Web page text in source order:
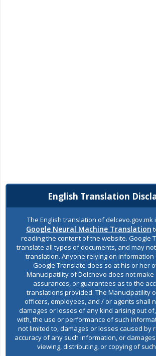
SHARES
Views: 986
English Translation
The English translation of delcevo.gov.mk
Google Neural Machine Translation
reading the content of the website. Google
translate all types of documents, and may
translation. Anyone relying on
Google Translate does so at his or her
Manucipatility of Delchevo does not make
assurances, or guarantees as to the
translations provided. The Manucipatility
officers, employees, and / or agents shall
damages or losses of any kind arising out
with, the use or performance of such
not limited to, damages or losses caused by
accuracy of any such information, or
viewing, distributing, or copying of